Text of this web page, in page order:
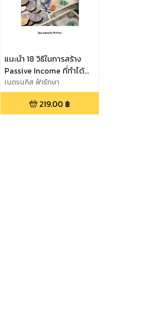
แนะนำ 18 วิธีในการสร้าง
Passive Income ที่ทำได้
จริง โดยมี AI ChatGPT
Bard Copilot เป็นผู้ช่วย
เนตรนภิส ฟ้ารักษา
219.00 ฿